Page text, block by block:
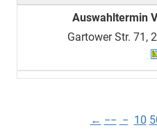
Auswahltermin
Gartower Str. 71,
← −− − 10